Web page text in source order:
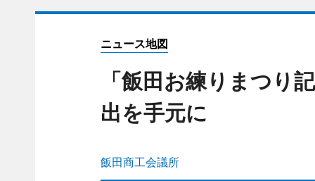
ニュース地図
「飯田お練りまつ
出を手元に
飯田商工会議所